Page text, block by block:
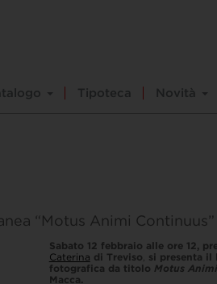
Tipoteca Novità
“Motus Animi Continuus”
Sabato 12 febbraio alle ore 12,
Caterina di Treviso si presenta il
fotografica da titolo Motus
Macca.